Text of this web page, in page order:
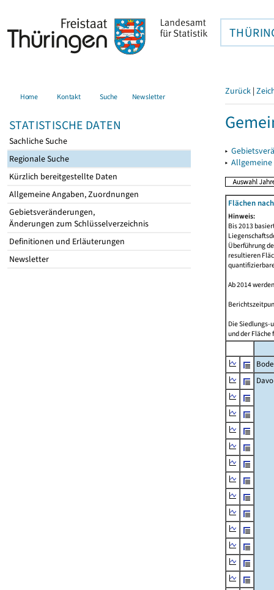
Home Kontakt Suche Newsletter
STATISTISCHE DATEN
Sachliche Suche
Regionale Suche
Kürzlich bereitgestellte Daten
Allgemeine Angaben, Zuordnungen
Gebietsveränderungen,
Änderungen zum Schlüsselverzeichnis
Definitionen und Erläuterungen
Newsletter
Zurück |
▸
▸
Flächen
Hinweis:
Bis 2013
Überführung
resultieren
Ab 2014
Die Siedlungs-
und der Fläche